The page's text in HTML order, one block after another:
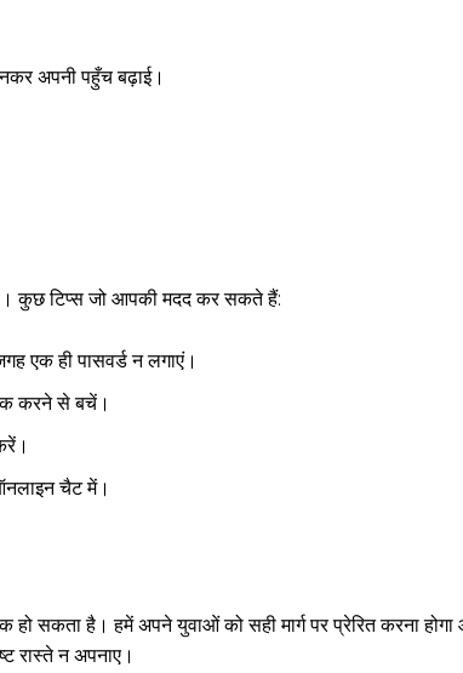
अपनी पहुँच बढ़ाई।
कुछ टिप्स जो आपकी मदद कर सकते हैं:
एक ही पासवर्ड न लगाएं।
करने से बचें।
चैट में।
सकता है। हमें अपने युवाओं को सही मार्ग पर प्रेरित करना होगा
रास्ते न अपनाए।